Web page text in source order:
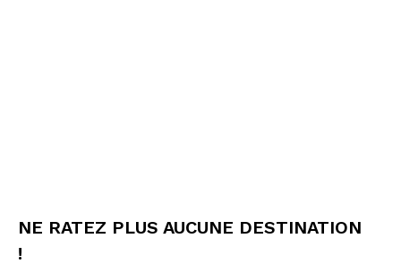
NE RATEZ PLUS AUCUNE DESTINATION
!